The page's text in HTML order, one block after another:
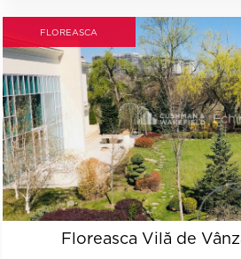
FLOREASCA
Floreasca Vilă de